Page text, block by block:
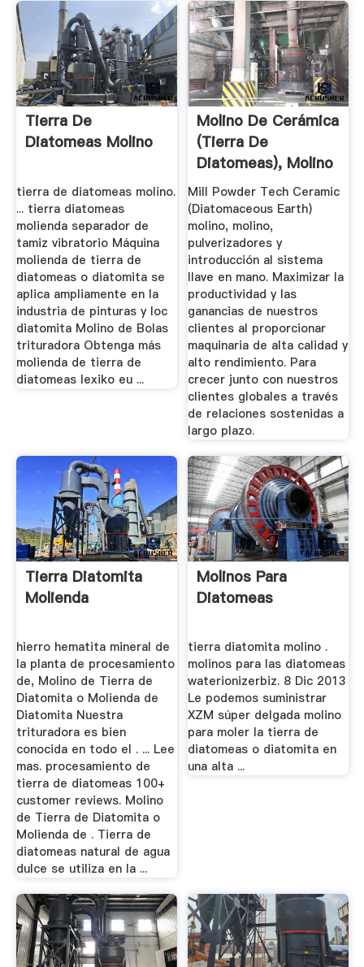
Tierra De
Diatomeas Molino
tierra de diatomeas molino.
... tierra diatomeas
molienda separador de
tamiz vibratorio Máquina
molienda de tierra de
diatomeas o diatomita se
aplica ampliamente en la
industria de pinturas y loc
diatomita Molino de Bolas
trituradora Obtenga más
molienda de tierra de
diatomeas lexiko eu ...
Molino De Cerámica
(tierra De
Diatomeas), Molino
...
Mill Powder Tech Ceramic
(Diatomaceous Earth)
molino, molino,
pulverizadores y
introducción al sistema
llave en mano. Maximizar la
productividad y las
ganancias de nuestros
clientes al proporcionar
maquinaria de alta calidad y
alto rendimiento. Para
crecer junto con nuestros
clientes globales a través
de relaciones sostenidas a
largo plazo.
Tierra Diatomita
Molienda
hierro hematita mineral de
la planta de procesamiento
de, Molino de Tierra de
Diatomita o Molienda de
Diatomita Nuestra
trituradora es bien
conocida en todo el . ... Lee
mas. procesamiento de
tierra de diatomeas 100+
customer reviews. Molino
de Tierra de Diatomita o
Molienda de . Tierra de
diatomeas natural de agua
dulce se utiliza en la ...
Molinos Para
Diatomeas
tierra diatomita molino .
molinos para las diatomeas
waterionizerbiz. 8 Dic 2013
Le podemos suministrar
XZM súper delgada molino
para moler la tierra de
diatomeas o diatomita en
una alta ...